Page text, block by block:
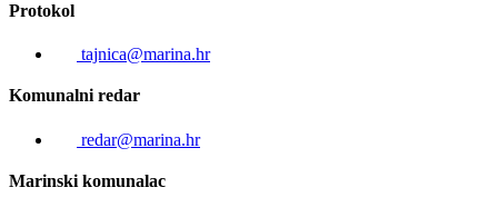
Protokol
tajnica@marina.hr
Komunalni redar
redar@marina.hr
Marinski komunalac